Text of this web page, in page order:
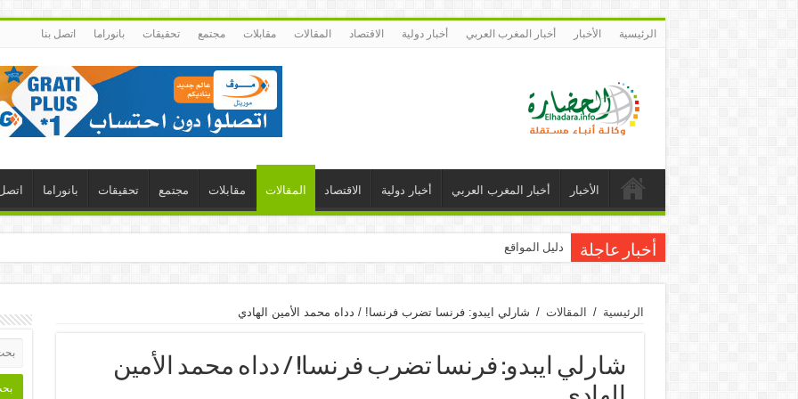
الرئيسية الأخبار أخبار المغرب العربي أخبار دولية الاقتصاد المقالات مقابلات مجتمع تحقيقات بانوراما اتصل بنا
الأخبار أخبار المغرب العربي أخبار دولية الاقتصاد المقالات مقابلات مجتمع تحقيقات بانوراما
أخبار عاجلة دليل المواقع
الرئيسية / المقالات / شارلي ايبدو: فرنسا تضرب فرنسا! / دداه محمد الأمين الهادي
شارلي ايبدو: فرنسا تضرب فرنسا! / دداه محمد الأمين